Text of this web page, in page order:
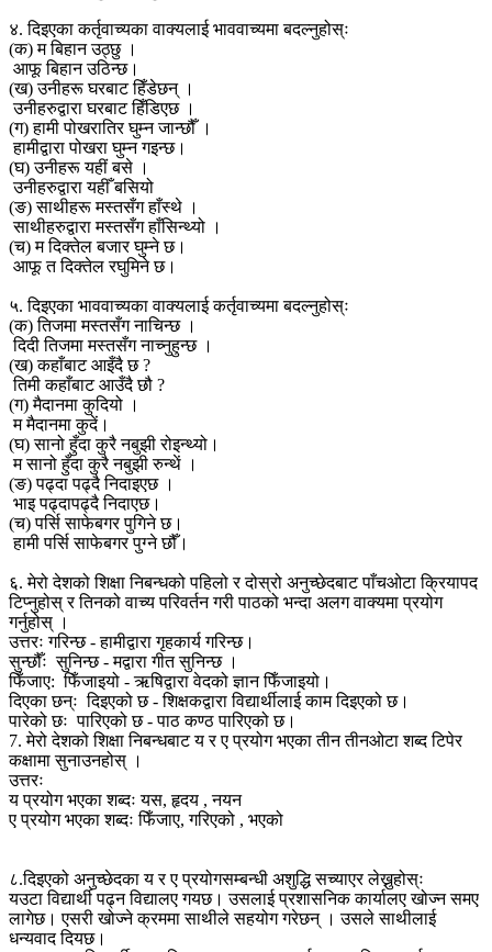
४. दिइएका कर्तृवाच्यका वाक्यलाई भाववाच्यमा बदल्नुहोस्ः
(क) म बिहान उठ्छु ।
आफू बिहान उठिन्छ।
(ख) उनीहरू घरबाट हिँडेछन् ।
उनीहरुद्वारा घरबाट हिँडिएछ ।
(ग) हामी पोखरातिर घुम्न जान्छौँ ।
हामीद्वारा पोखरा घुम्न गइन्छ।
(घ) उनीहरू यहीं बसे ।
उनीहरुद्वारा यहीँ बसियो
(ङ) साथीहरू मस्तसँग हाँस्थे ।
साथीहरुद्वारा मस्तसँग हाँसिन्थ्यो ।
(च) म दिक्तेल बजार घुम्ने छ।
आफू त दिक्तेल रघुमिने छ।
५. दिइएका भाववाच्यका वाक्यलाई कर्तृवाच्यमा बदल्नुहोस्ः
(क) तिजमा मस्तसँग नाचिन्छ ।
दिदी तिजमा मस्तसँग नाच्नुहुन्छ ।
(ख) कहाँबाट आइँदै छ ?
तिमी कहाँबाट आउँदै छौ ?
(ग) मैदानमा कुदियो ।
म मैदानमा कुदें।
(घ) सानो हुँदा कुरै नबुझी रोइन्थ्यो।
म सानो हुँदा कुरै नबुझी रुन्थें ।
(ङ) पढ्दा पढ्दै निदाइएछ ।
भाइ पढ्दापढ्दै निदाएछ।
(च) पर्सि साफेबगर पुगिने छ।
हामी पर्सि साफेबगर पुग्ने छौँ।
६. मेरो देशको शिक्षा निबन्धको पहिलो र दोस्रो अनुच्छेदबाट पाँचओटा क्रियापद
टिप्नुहोस् र तिनको वाच्य परिवर्तन गरी पाठको भन्दा अलग वाक्यमा प्रयोग
गर्नुहोस् ।
उत्तरः गरिन्छ - हामीद्वारा गृहकार्य गरिन्छ।
सुन्छौँः सुनिन्छ - मद्वारा गीत सुनिन्छ ।
फिँजाए: फिँजाइयो - ऋषिद्वारा वेदको ज्ञान फिँजाइयो।
दिएका छन्ः दिइएको छ - शिक्षकद्वारा विद्यार्थीलाई काम दिइएको छ।
पारेको छः पारिएको छ - पाठ कण्ठ पारिएको छ।
7. मेरो देशको शिक्षा निबन्धबाट य र ए प्रयोग भएका तीन तीनओटा शब्द टिपेर
कक्षामा सुनाउनहोस् ।
उत्तरः
य प्रयोग भएका शब्दः यस, हृदय , नयन
ए प्रयोग भएका शब्दः फिँजाए, गरिएको , भएको
८.दिइएको अनुच्छेदका य र ए प्रयोगसम्बन्धी अशुद्धि सच्याएर लेख्नुहोस्ः
यउटा विद्यार्थी पढ्न विद्यालए गयछ। उसलाई प्रशासनिक कार्यालए खोज्न समए
लागेछ। एसरी खोज्ने क्रममा साथीले सहयोग गरेछन् । उसले साथीलाई
धन्यवाद दियछ।